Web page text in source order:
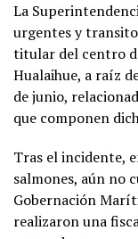
La
urgentes y
titular del centro
Hualaihue, a raíz
de junio,
que componen
Tras el incidente,
salmones, aún no
Gobernación
realizaron una